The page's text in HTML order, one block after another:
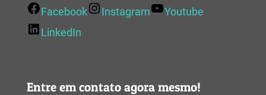
Facebook
Instagram
Youtube
LinkedIn
Entre em contato agora mesmo!